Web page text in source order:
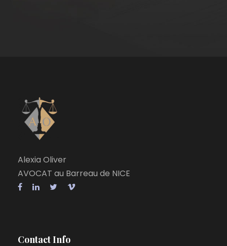
Alexia Oliver
AVOCAT au Barreau de NICE
Contact Info